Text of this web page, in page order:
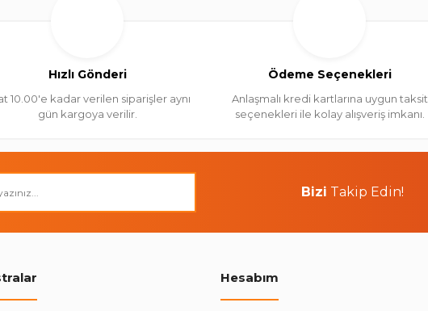
Hızlı Gönderi
10.00'e kadar verilen siparişler aynı
gün kargoya verilir.
Ödeme Seçenekleri
Anlaşmalı kredi kartlarına uygun taksit
seçenekleri ile kolay alışveriş imkanı.
Bizi Takip Edin!
Hesabım